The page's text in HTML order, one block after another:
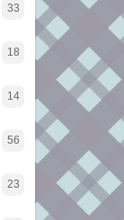
33
18
14
56
23